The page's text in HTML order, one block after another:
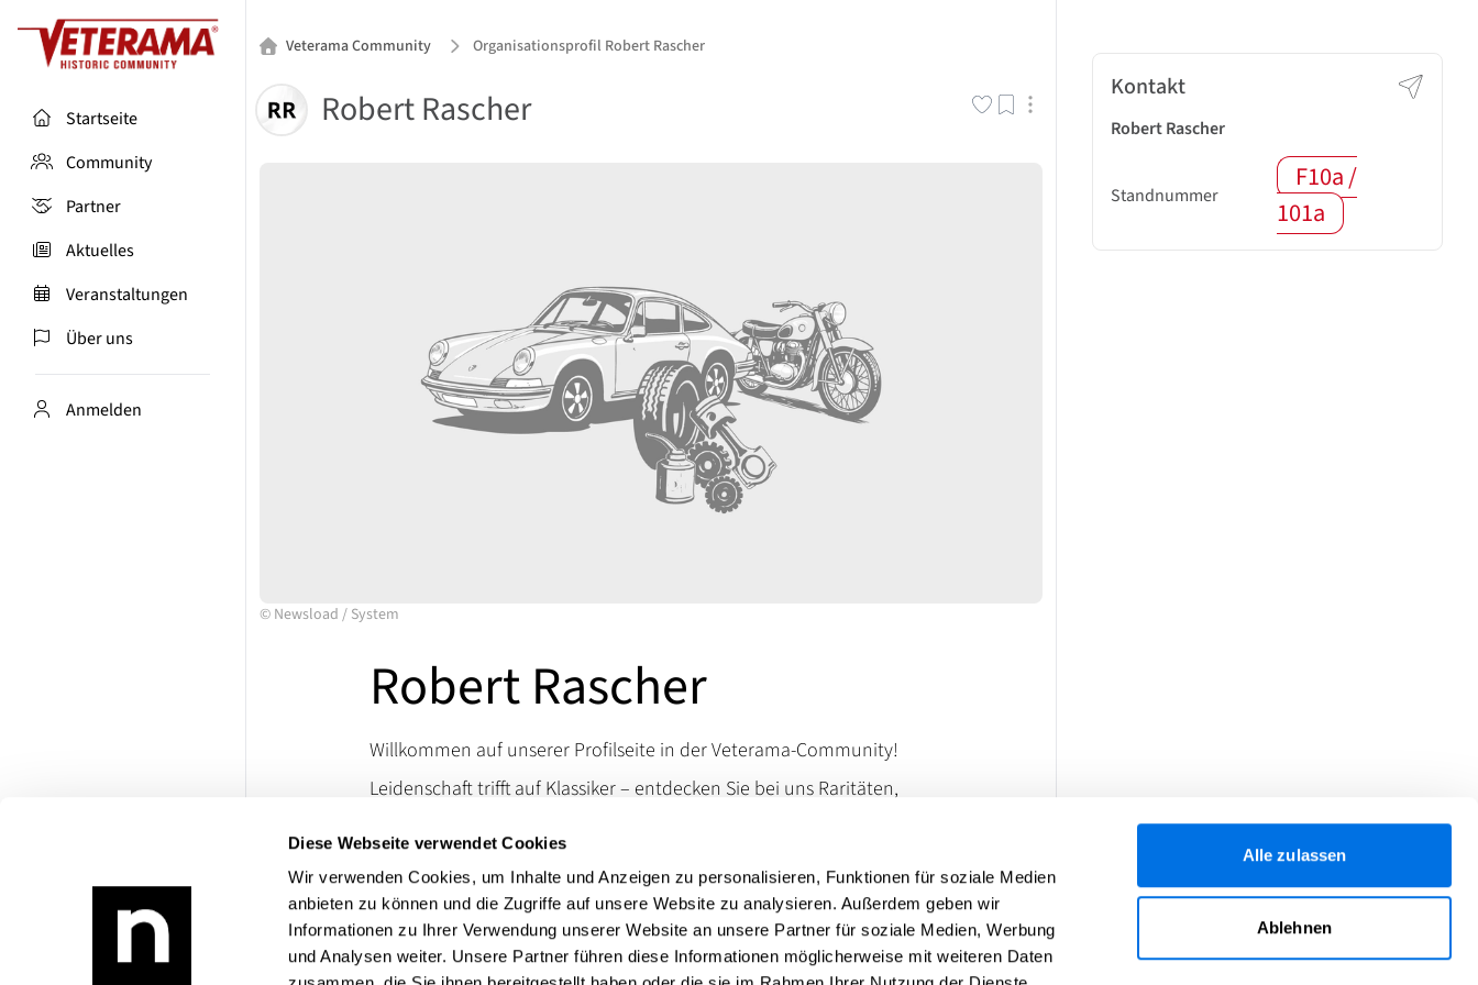
Diese Webseite verwendet Cookies
Wir verwenden Cookies, um Inhalte und Anzeigen zu personalisieren, Funktionen für soziale Medien
anbieten zu können und die Zugriffe auf unsere Website zu analysieren. Außerdem geben wir
Informationen zu Ihrer Verwendung unserer Website an unsere Partner für soziale Medien, Werbung
und Analysen weiter. Unsere Partner führen diese Informationen möglicherweise mit weiteren Daten
Alle zulassen
Ablehnen
Startseite
Community
Partner
Aktuelles
Veranstaltungen
Über uns
Anmelden
Veterama Community Organisationsprofil Robert Rascher
Robert Rascher
© Newsload / System
Robert Rascher
Willkommen auf unserer Profilseite in der Veterama-Community!
Leidenschaft trifft auf Klassiker – entdecken Sie bei uns Raritäten,
lassen. Besuchen Sie uns auf der VETERAMA und tauchen Sie ein in
die Welt klassischen Raritäten.
Bei Rückfragen erreichen Sie uns über unsere Kontaktdaten.
Produktangebot:Datsun, Nissan, BMW, Motorrad: BMW
Kontakt
Robert Rascher
Standnummer
F10a /
101a